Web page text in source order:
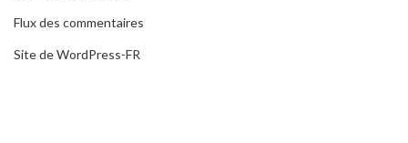
Flux des commentaires
Site de WordPress-FR